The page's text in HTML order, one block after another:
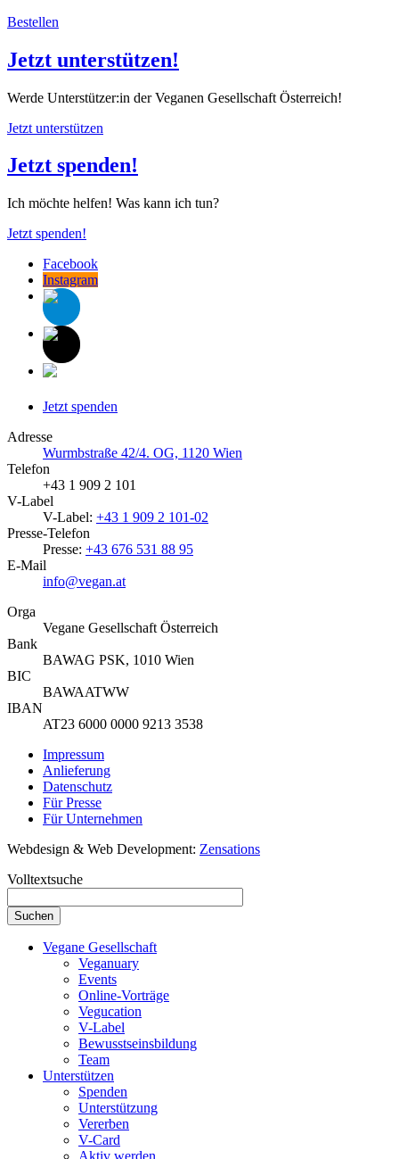
Bestellen
Jetzt unterstützen!
Werde Unterstützer:in der Veganen Gesellschaft Österreich!
Jetzt unterstützen
Jetzt spenden!
Ich möchte helfen! Was kann ich tun?
Jetzt spenden!
Facebook
Instagram
Jetzt spenden
Adresse
Wurmbstraße 42/4. OG, 1120 Wien
Telefon
+43 1 909 2 101
V-Label
V-Label: +43 1 909 2 101-02
Presse-Telefon
Presse: +43 676 531 88 95
E-Mail
info@vegan.at
Orga
Vegane Gesellschaft Österreich
Bank
BAWAG PSK, 1010 Wien
BIC
BAWAATWW
IBAN
AT23 6000 0000 9213 3538
Impressum
Anlieferung
Datenschutz
Für Presse
Für Unternehmen
Webdesign & Web Development: Zensations
Volltextsuche
Vegane Gesellschaft
Veganuary
Events
Online-Vorträge
Vegucation
V-Label
Bewusstseinsbildung
Team
Unterstützen
Spenden
Unterstützung
Vererben
V-Card